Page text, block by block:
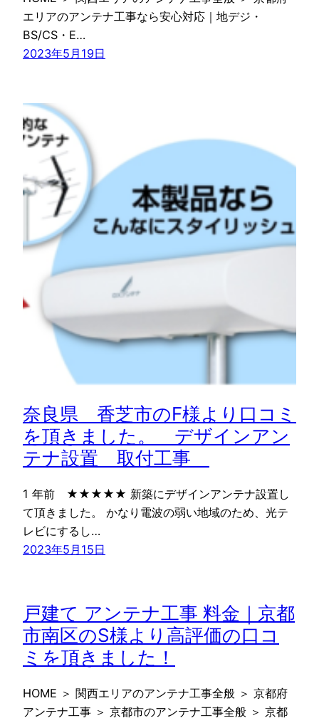
エリアのアンテナ工事なら安心対応｜地デジ・
BS/CS・E…
2023年5月19日
奈良県 香芝市のF様より口コミ
を頂きました。 デザインアン
テナ設置 取付工事
1 年前 ★★★★★ 新築にデザインアンテナ設置し
て頂きました。 かなり電波の弱い地域のため、光テ
レビにするし…
2023年5月15日
戸建て アンテナ工事 料金｜京都
市南区のS様より高評価の口コ
ミを頂きました！
HOME ＞ 関西エリアのアンテナ工事全般 ＞ 京都府
アンテナ工事 ＞ 京都市のアンテナ工事全般 ＞ 京都